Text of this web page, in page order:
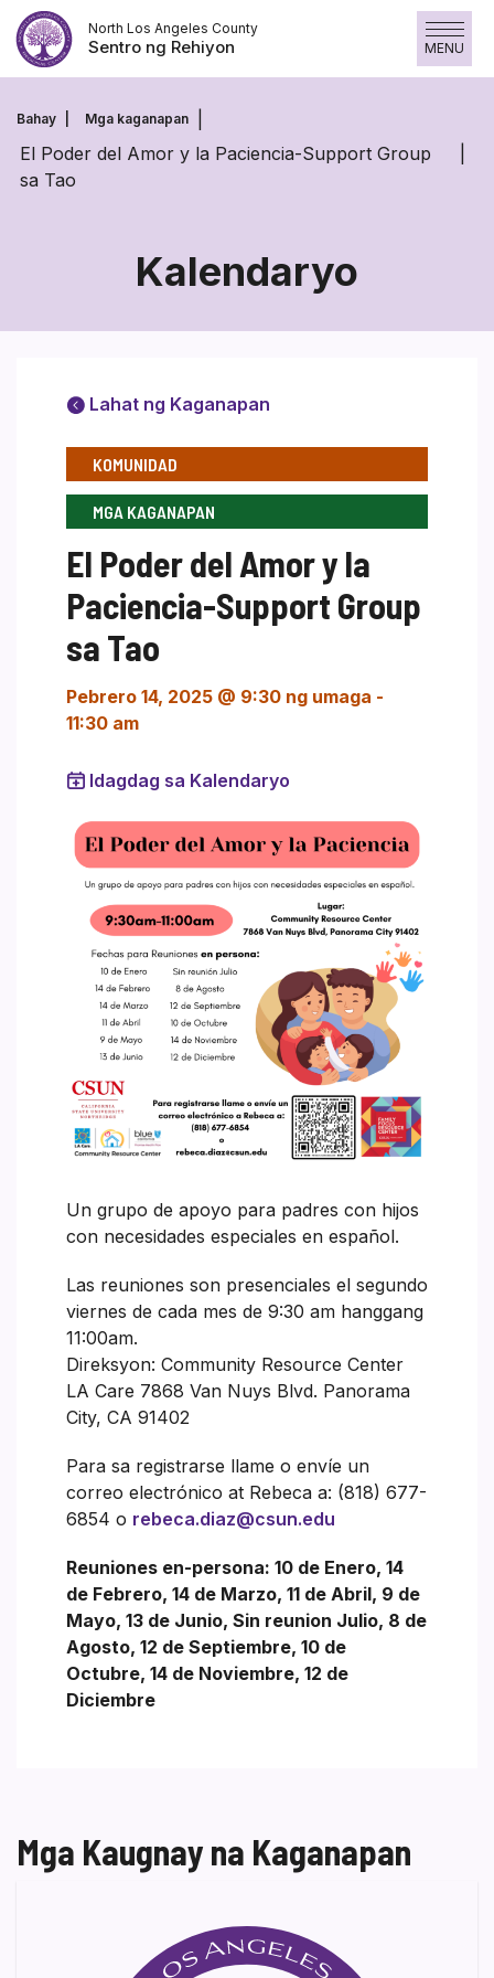
Laktawan
ang
nilalaman
North Los Angeles County
Sentro ng Rehiyon MENU
Bahay Mga kaganapan
El Poder del Amor y la Paciencia-Support Group
sa Tao
Kalendaryo
Lahat ng Kaganapan
KOMUNIDAD
MGA KAGANAPAN
El Poder del Amor y la
Paciencia-Support Group
sa Tao
Pebrero 14, 2025 @ 9:30 ng umaga -
11:30 am
Idagdag sa Kalendaryo
Un grupo de apoyo para padres con hijos
con necesidades especiales en español.
Las reuniones son presenciales el segundo
viernes de cada mes de 9:30 am hanggang
11:00am.
Direksyon: Community Resource Center
LA Care 7868 Van Nuys Blvd. Panorama
City, CA 91402
Para sa registrarse llame o envíe un
correo electrónico at Rebeca a: (818) 677-
6854 o rebeca.diaz@csun.edu
Reuniones en-persona: 10 de Enero, 14
de Febrero, 14 de Marzo, 11 de Abril, 9 de
Mayo, 13 de Junio, Sin reunion Julio, 8 de
Agosto, 12 de Septiembre, 10 de
Octubre, 14 de Noviembre, 12 de
Diciembre
Mga Kaugnay na Kaganapan